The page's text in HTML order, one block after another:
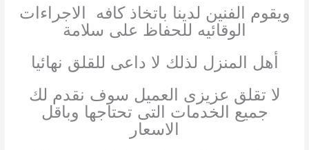
ويقوم الفنين لدينا باتخاذ كافه الاجراءات
الوقائيه للحفاظ على سلامة
أهل المنزل لذلك لا داعى للقلق نهائيا
لا تقلق عزيزى العميل سوف نقدم لك
جميع الخدمات التى تحتاجها وباقل
الاسعار